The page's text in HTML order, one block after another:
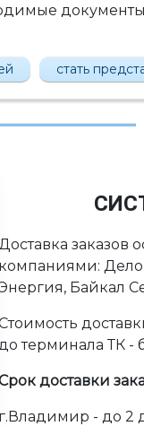
стать
заказов
компаниями:
Байкал
терминала ТК -
доставки
г.Владимир - до 2